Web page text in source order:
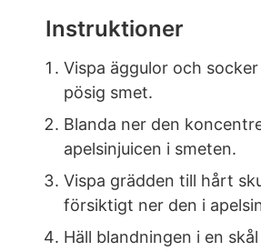
Instruktioner
Vispa äggulor och
pösig smet.
Blanda ner den
apelsinjuicen i smeten.
Vispa grädden till hårt
försiktigt ner den i
Häll blandningen i en